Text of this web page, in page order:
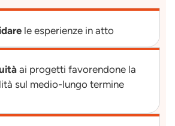
le esperienze in atto
ai progetti favorendone la
sul medio-lungo termine